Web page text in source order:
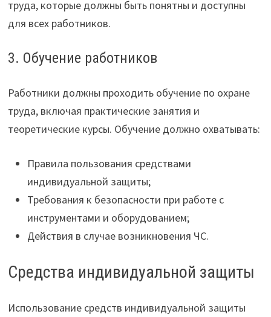
труда, которые должны быть понятны и доступны
для всех работников.
3. Обучение работников
Работники должны проходить обучение по охране
труда, включая практические занятия и
теоретические курсы. Обучение должно охватывать:
Правила пользования средствами
индивидуальной защиты;
Требования к безопасности при работе с
инструментами и оборудованием;
Действия в случае возникновения ЧС.
Средства индивидуальной защиты
Использование средств индивидуальной защиты